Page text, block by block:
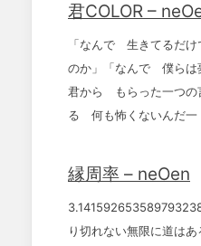
君COLOR –
「なんで 生きてるだ
のか」「なんで 僕らは
君から もらった一つの
る 何も怖くないんだ一
縁周率 – neOen
り切れない無限に道は